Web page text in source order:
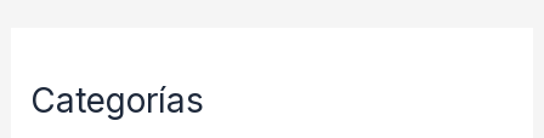
Categorías